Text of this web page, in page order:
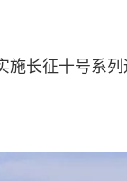
施长征十号系列